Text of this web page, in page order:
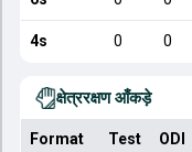
4s 0 0
क्षेत्ररक्षण आँकड़े
Format Test ODI